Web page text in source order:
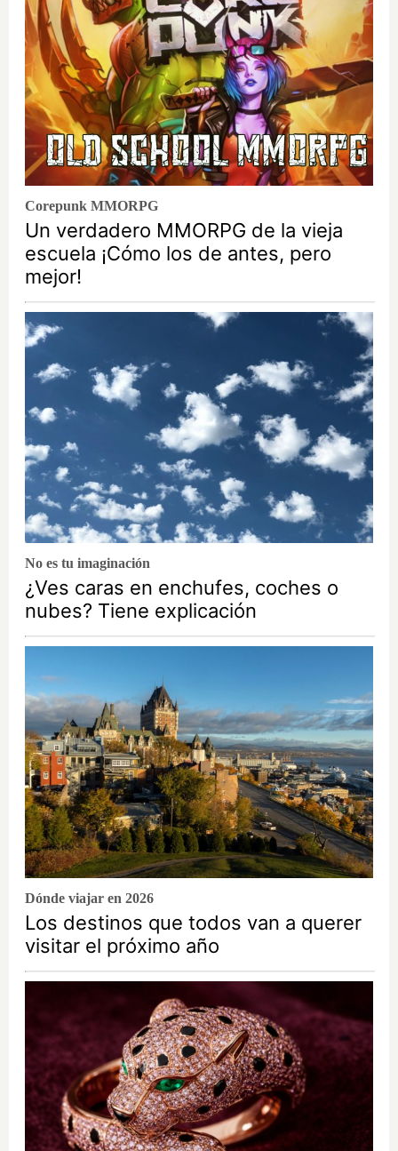
Corepunk MMORPG
Un verdadero MMORPG de la vieja
escuela ¡Cómo los de antes, pero
mejor!
No es tu imaginación
¿Ves caras en enchufes, coches o
nubes? Tiene explicación
Dónde viajar en 2026
Los destinos que todos van a querer
visitar el próximo año